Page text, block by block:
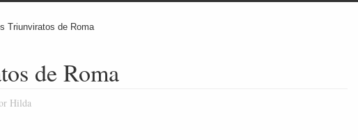
Triunviratos de Roma
de Roma
Hilda